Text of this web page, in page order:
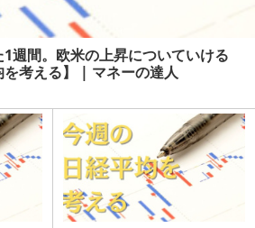
週間。欧米の上昇についていける
考える】 | マネーの達人